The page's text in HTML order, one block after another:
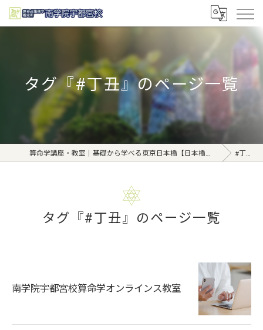
タグ『#丁丑』のページ一覧
算命学講座・教室｜基礎から学べる東京日本橋【日本橋南学院】 #丁丑
タグ『#丁丑』のページ一覧
南学院宇都宮校算命学オンラインス教室